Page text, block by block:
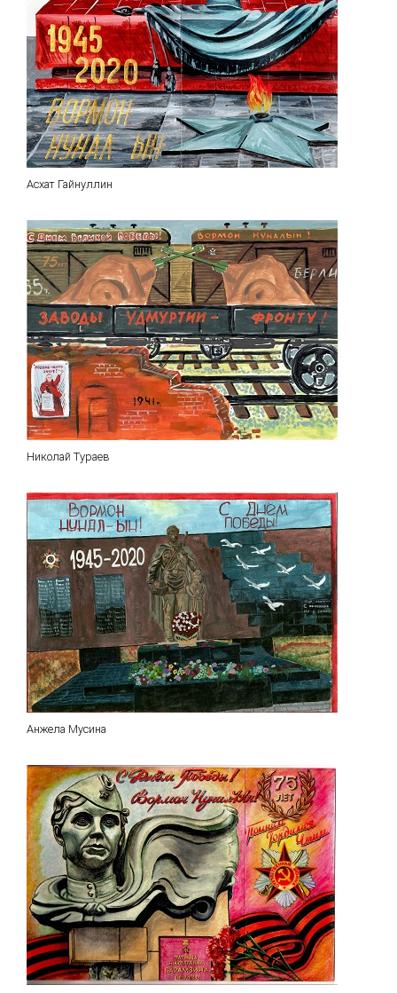
Асхат Гайнуллин
Николай Тураев
Анжела Мусина